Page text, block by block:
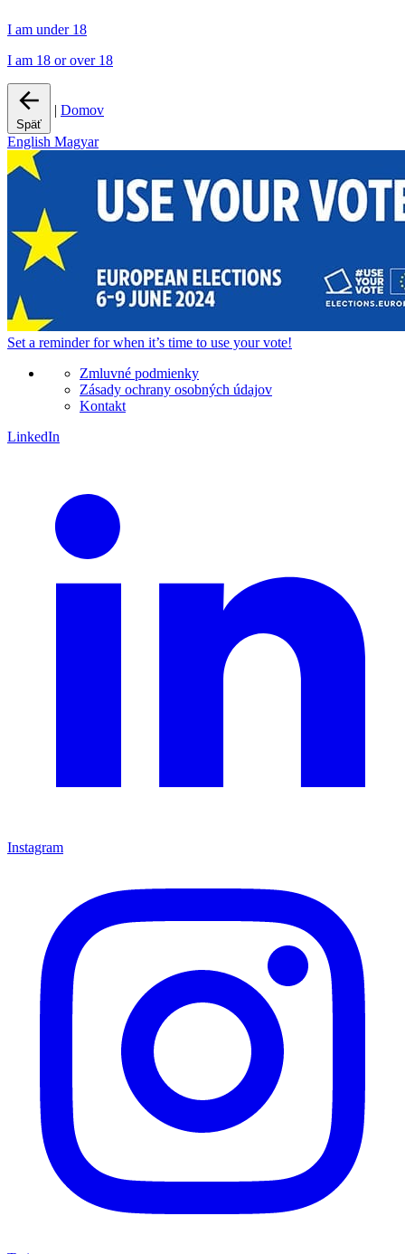
I am under 18
I am 18 or over 18
Späť
| Domov
English Magyar
Set a reminderfor when it’s time to use your vote!
Zmluvné podmienky
Zásady ochrany osobných údajov
Kontakt
LinkedIn
Instagram